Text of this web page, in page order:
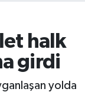
halk
girdi
yolda